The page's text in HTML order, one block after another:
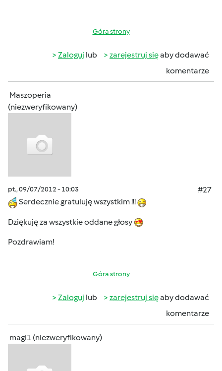
Góra strony
Zaloguj lub zarejestruj sięaby dodawać
komentarze
Maszoperia
(niezweryfikowany)
pt., 09/07/2012 - 10:03
#27
Serdecznie gratuluję wszystkim !!!
Dziękuję za wszystkie oddane głosy
Pozdrawiam!
Góra strony
Zaloguj lub zarejestruj sięaby dodawać
komentarze
magi1 (niezweryfikowany)